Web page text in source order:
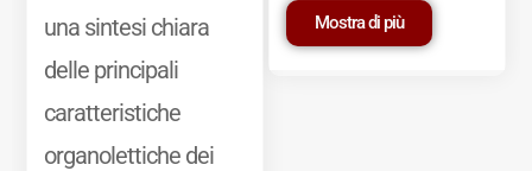
una sintesi chiara
delle principali
caratteristiche
organolettiche dei
Mostra di più